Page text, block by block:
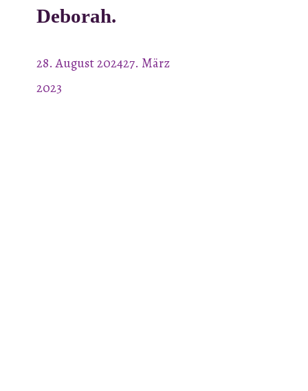
Deborah.
28. August 202427. März
2023